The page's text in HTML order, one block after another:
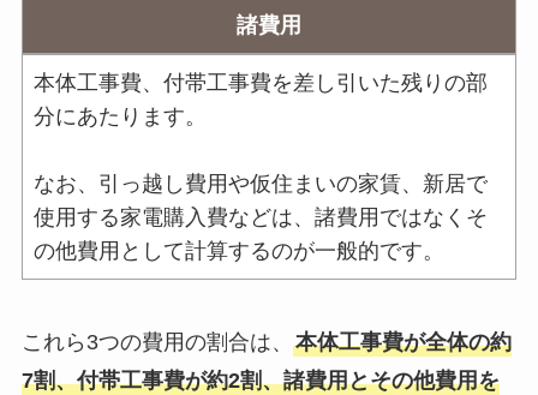
諸費用
本体工事費、付帯工事費を差し引いた残りの部
分にあたります。
なお、引っ越し費用や仮住まいの家賃、新居で
使用する家電購入費などは、諸費用ではなくそ
の他費用として計算するのが一般的です。
これら3つの費用の割合は、 本体工事費が全体の約
7割、付帯工事費が約2割、諸費用とその他費用を